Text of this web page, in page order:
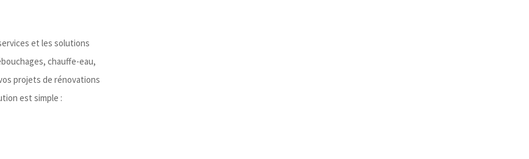
et les solutions
chauffe-eau,
projets de rénovations
est simple :